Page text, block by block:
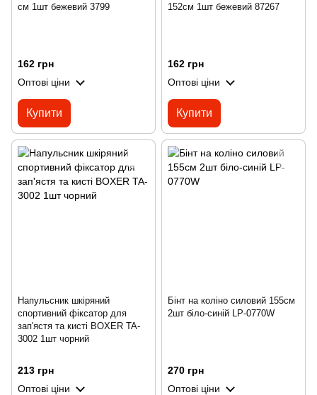
см 1шт бежевий 3799
162 грн
Оптові ціни
Купити
152см 1шт бежевий 87267
162 грн
Оптові ціни
Купити
Напульсник шкіряний
спортивний фіксатор для
зап'ястя та кисті BOXER TA-
3002 1шт чорний
213 грн
Оптові ціни
Бінт на коліно силовий 155см
2шт біло-синій LP-0770W
270 грн
Оптові ціни